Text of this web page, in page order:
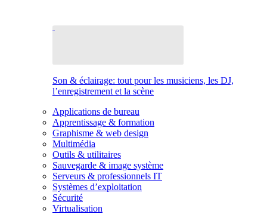
Son & éclairage: tout pour les musiciens, les DJ,
l’enregistrement et la scène
Applications de bureau
Apprentissage & formation
Graphisme & web design
Multimédia
Outils & utilitaires
Sauvegarde & image système
Serveurs & professionnels IT
Systèmes d’exploitation
Sécurité
Virtualisation